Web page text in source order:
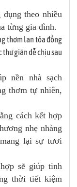
theo nhiều
từng gia đình.
thơm lan tỏa đồng
giãn dễ chịu sau
nền nhà sạch
thơm tự nhiên,
cách kết hợp
nhẹ nhàng
lại sự tươi
sẽ giúp tinh
thời tiết kiệm